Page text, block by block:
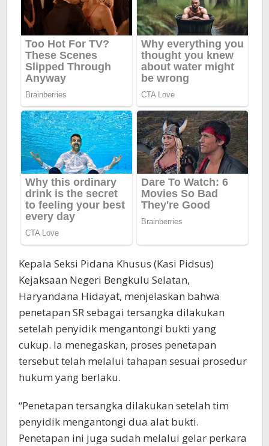
Kepala Seksi Pidana Khusus (Kasi Pidsus)
Kejaksaan Negeri Bengkulu Selatan,
Haryandana Hidayat, menjelaskan bahwa
penetapan SR sebagai tersangka dilakukan
setelah penyidik mengantongi bukti yang
cukup. Ia menegaskan, proses penetapan
tersebut telah melalui tahapan sesuai prosedur
hukum yang berlaku.
“Penetapan tersangka dilakukan setelah tim
penyidik mengantongi dua alat bukti.
Penetapan ini juga sudah melalui gelar perkara